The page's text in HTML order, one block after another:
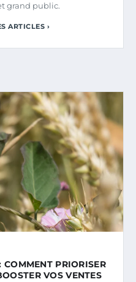
grand public.
ARTICLES ›
PRIORISER
VOS VENTES